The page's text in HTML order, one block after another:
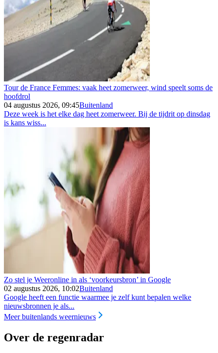
Tour de France Femmes: vaak heet zomerweer, wind speelt soms de
hoofdrol
04 augustus 2026, 09:45Buitenland
Deze week is het elke dag heet zomerweer. Bij de tijdrit op dinsdag
is kans wiss...
Zo stel je Weeronline in als ‘voorkeursbron’ in Google
02 augustus 2026, 10:02Buitenland
Google heeft een functie waarmee je zelf kunt bepalen welke
nieuwsbronnen je als...
Meer buitenlands weernieuws
Over de regenradar